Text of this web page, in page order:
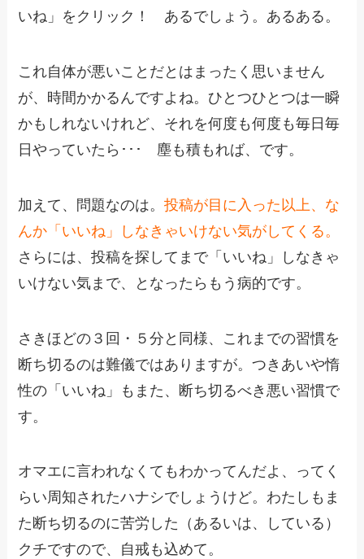
いね」をクリック！ あるでしょう。あるある。
これ自体が悪いことだとはまったく思いません
が、時間かかるんですよね。ひとつひとつは一瞬
かもしれないけれど、それを何度も何度も毎日毎
日やっていたら･･･ 塵も積もれば、です。
加えて、問題なのは。投稿が目に入った以上、な
んか「いいね」しなきゃいけない気がしてくる。
さらには、投稿を探してまで「いいね」しなきゃ
いけない気まで、となったらもう病的です。
さきほどの３回・５分と同様、これまでの習慣を
断ち切るのは難儀ではありますが。つきあいや惰
性の「いいね」もまた、断ち切るべき悪い習慣で
す。
オマエに言われなくてもわかってんだよ、ってく
らい周知されたハナシでしょうけど。わたしもま
た断ち切るのに苦労した（あるいは、している）
クチですので、自戒も込めて。